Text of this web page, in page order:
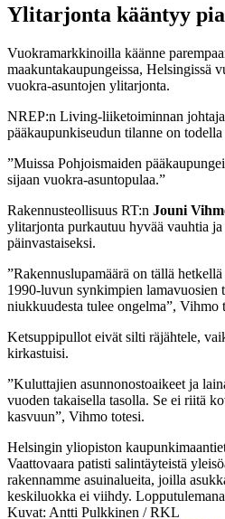
Ylitarjonta kääntyy
Vuokramarkkinoilla käänne
maakuntakaupungeissa, Helsingissä
vuokra-asuntojen ylitarjonta.
NREP:n Living-liiketoiminnan johtaja
pääkaupunkiseudun tilanne on
”Muissa Pohjoismaiden
sijaan vuokra-asuntopulaa.”
Rakennusteollisuus RT:n Jouni
ylitarjonta purkautuu hyvää vauhtia
päinvastaiseksi.
”Rakennuslupamäärä on tällä
1990-luvun synkimpien lamavuosien
niukkuudesta tulee ongelma”, Vihmo
Ketsuppipullot eivät silti räjähtele,
kirkastuisi.
”Kuluttajien asunnonostoaikeet ja
vuoden takaisella tasolla. Se ei riitä
kasvuun”, Vihmo totesi.
Helsingin yliopiston
Vaattovaara patisti salintäyteistä
rakennamme asuinalueita, joilla
keskiluokka ei viihdy.
Kuvat: Antti Pulkkinen / RKL